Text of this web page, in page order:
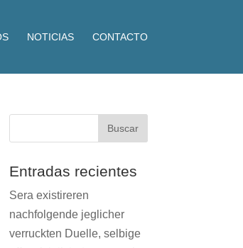
NOTICIAS CONTACTO
Entradas recientes
Sera existireren
nachfolgende jeglicher
verruckten Duelle, selbige